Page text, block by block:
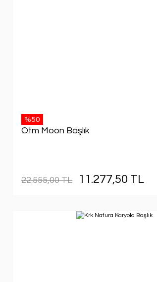
%50
Otm Moon Başlık
22.555,00 TL 11.277,50 TL